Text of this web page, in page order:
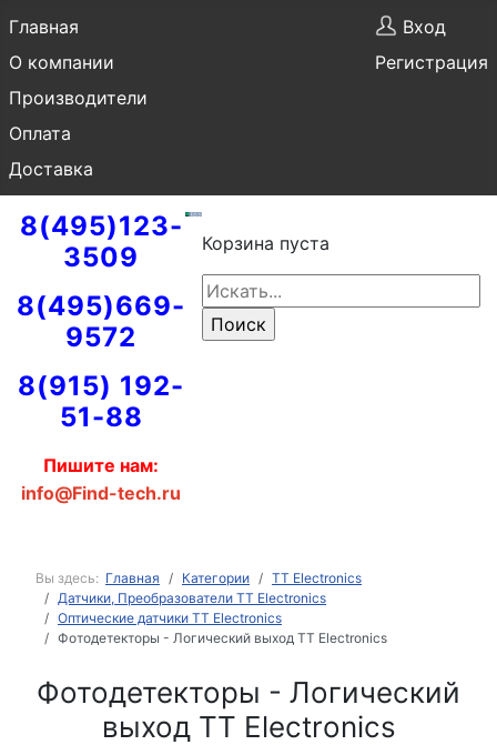
Главная
О компании
Производители
Оплата
Доставка
Вход
Регистрация
8(495)123-
3509
8(495)669-
9572
8(915) 192-
51-88
Пишите нам:
info@Find-tech.ru
Корзина пуста
Вы здесь: Главная Категории
TT Electronics
Датчики, Преобразователи TT Electronics
Оптические датчики TT Electronics
Фотодетекторы - Логический выход TT Electronics
Фотодетекторы - Логический
выход TT Electronics